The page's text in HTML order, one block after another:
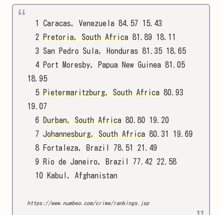
1 Caracas, Venezuela 84.57 15.43
2 Pretoria, South Africa81.89 18.11
3 San Pedro Sula, Honduras 81.35 18.65
4 Port Moresby, Papua New Guinea 81.05
18.95
5 Pietermaritzburg, South Africa80.93
19.07
6 Durban, South Africa80.80 19.20
7 Johannesburg, South Africa80.31 19.69
8 Fortaleza, Brazil 78.51 21.49
9 Rio de Janeiro, Brazil 77.42 22.58
10 Kabul, Afghanistan
https://www.numbeo.com/crime/rankings.jsp